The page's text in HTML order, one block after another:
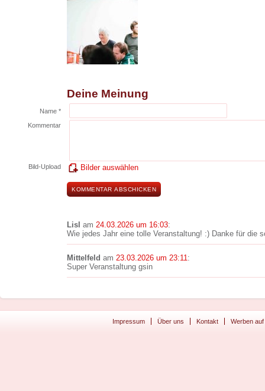
Deine Meinung
Name *
Kommentar
Bild-Upload Bilder auswählen
Lisl am 24.03.2026 um 16:03:
Wie jedes Jahr eine tolle Veranstaltung! :) Danke für die
Mittelfeld am 23.03.2026 um 23:11:
Super Veranstaltung gsin
Impressum Über uns Kontakt Werben